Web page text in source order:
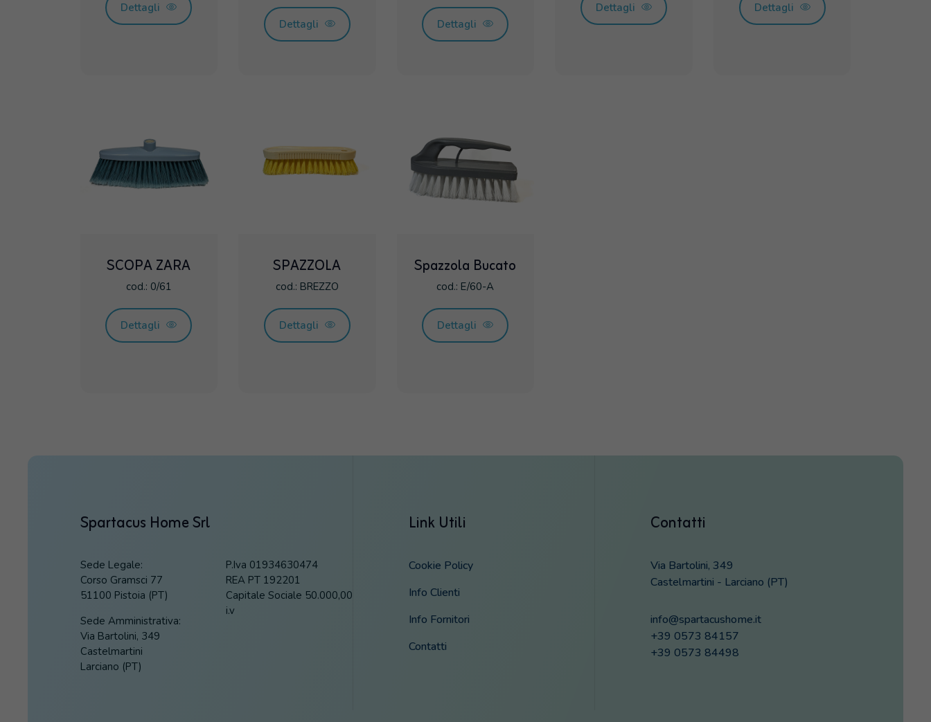
Dettagli
Dettagli Dettagli
Dettagli Dettagli
SCOPA ZARA
cod.: 0/61
Dettagli
SPAZZOLA
cod.: BREZZO
Dettagli
Spazzola Bucato
cod.: E/60-A
Dettagli
Spartacus Home Srl
Sede Legale:
Corso Gramsci 77
51100 Pistoia (PT)
Sede Amministrativa:
Via Bartolini, 349
Castelmartini
Larciano (PT)
P.Iva 01934630474
REA PT 192201
Capitale Sociale 50.000,00
i.v
Link Utili
Cookie Policy
Info Clienti
Info Fornitori
Contatti
Contatti
Via Bartolini, 349
Castelmartini - Larciano (PT)
info@spartacushome.it
+39 0573 84157
+39 0573 84498